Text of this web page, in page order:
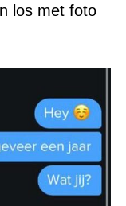
los met foto